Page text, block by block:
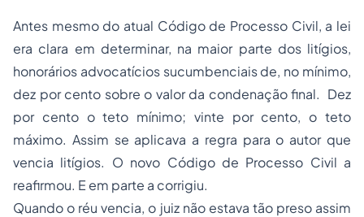
Antes mesmo do atual Código de Processo Civil, a lei
era clara em determinar, na maior parte dos litígios,
honorários advocatícios sucumbenciais de, no mínimo,
dez por cento sobre o valor da condenação final. Dez
por cento o teto mínimo; vinte por cento, o teto
máximo. Assim se aplicava a regra para o autor que
vencia litígios. O novo Código de Processo Civil a
reafirmou. E em parte a corrigiu.
Quando o réu vencia, o juiz não estava tão preso assim